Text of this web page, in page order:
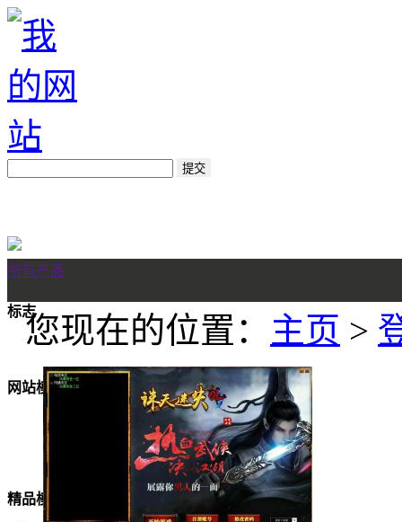
所有产品
标志
网站模板
美女模板
精品模板
您现在的位置： 主页 >